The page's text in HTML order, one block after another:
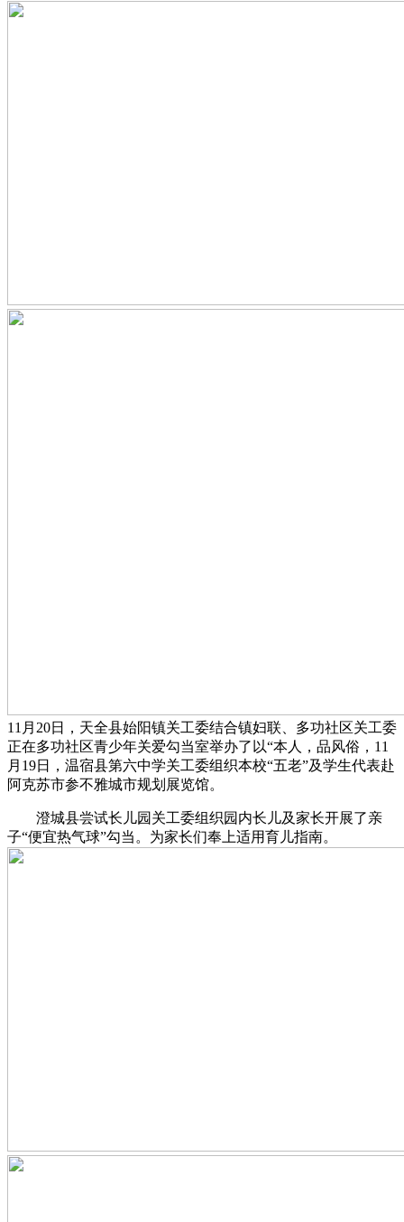
11月20日，天全县始阳镇关工委结合镇妇联、多功社区关工委
正在多功社区青少年关爱勾当室举办了以“本人，品风俗，11
月19日，温宿县第六中学关工委组织本校“五老”及学生代表赴
阿克苏市参不雅城市规划展览馆。
澄城县尝试长儿园关工委组织园内长儿及家长开展了亲
子“便宜热气球”勾当。为家长们奉上适用育儿指南。